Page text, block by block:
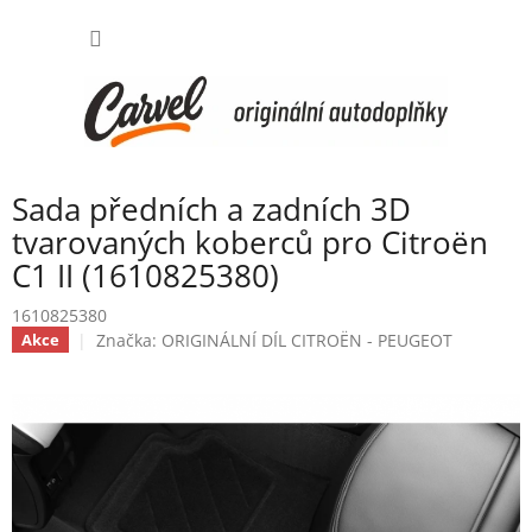
Sada předních a zadních 3D
tvarovaných koberců pro Citroën
C1 II (1610825380)
1610825380
Akce Značka: ORIGINÁLNÍ DÍL CITROËN - PEUGEOT